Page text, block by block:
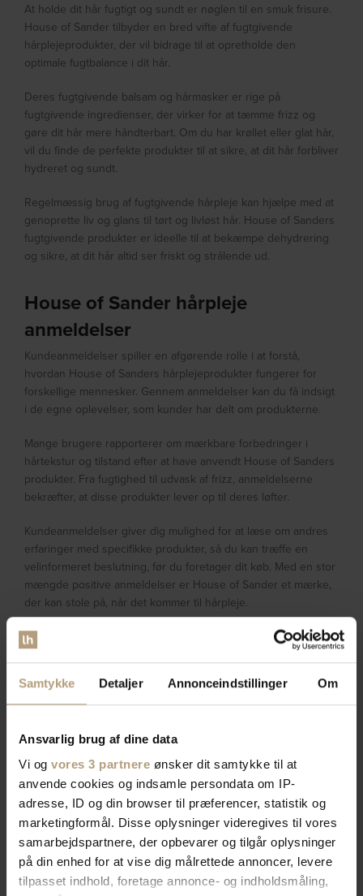
Samtykke Detaljer Annonceindstillinger Om
Ansvarlig brug af dine data
Vi og vores 3 partnere ønsker dit samtykke til at
anvende cookies og indsamle persondata om IP-
adresse, ID og din browser til præferencer, statistik og
marketingformål. Disse oplysninger videregives til vores
samarbejdspartnere, der opbevarer og tilgår oplysninger
på din enhed for at vise dig målrettede annoncer, levere
tilpasset indhold, foretage annonce- og indholdsmåling,
At holde dit hår fugtigt og sundt er nøglen til en smuk frisure.
House of Sander tilbyder en bred vifte af fugtgivende
hårplejeprodukter, der vil bidrage til at opretholde den
optimale fugtbalance i dit hår.
Deres fugtgivende balsam og hårmasker er rige på
fugtgivende ingredienser, der virker for at tæmme frizz og
gøre dit hår mere håndterbart. Om du har krøllet eller glat hår,
vil du finde de perfekte produkter til at sikre, at dit hår forbliver
hydreret og sundt.
Regelmæssig brug af fugtgivende hårpleje kan hjælpe med at
genoprette liv og glans til tørt og livløst hår. House of Sanders
fugtgivende produkter er ideelle til at bekæmpe dehydrering
og sikre, at dit hår altid ser friskt og strålende ud.
House of Sander hårpleje
anmeldelser
Kundeanmeldelser spiller en afgørende rolle i at forstå,
hvordan House of Sanders hårplejeprodukter fungerer for
forskellige mennesker. Gennem anmeldelser kan du få indsigt
i de egne oplevelser, som kunder har delt om produkterne.
Mange brugere rapporterer om mærkbare forbedringer i
hårtekstur og tilstand efter at have anvendt House of Sanders
produkter. Fra fugtighed til udvask af frizz, anmeldelserne
bekræfter, at disse produkter lever op til deres løfter.
Kundeanmeldelser giver dig mulighed for at læse om andres
erfaringer med specifikke produkter, så du kan træffe en
velinformeret beslutning, før du foretager dit køb. Med en stor
mængde positive anmeldelser er House of Sander et mærke,
der kan stole på, når det kommer til hårpleje.
Populære hårplejeprodukter fra
House of Sander
Nogle af de mest populære hårplejeprodukter fra House of
balsam og reparerende hårkur. Disse produkter har vundet
hjerter blandt forbrugerne og er kendt for deres effektive og
synlige resultater.
Inden du køber, kan du udforske vores bedste sælgere og få
en forståelse af, hvilke produkter der fungerer bedst for andre
kunder. House of Sanders hurtige anmeldelser og feedback
hjælper dig med at finde de bedste løsninger til dit unikke
hårbehov.